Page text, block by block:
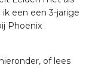
een een 3-jarige
Phoenix
of lees